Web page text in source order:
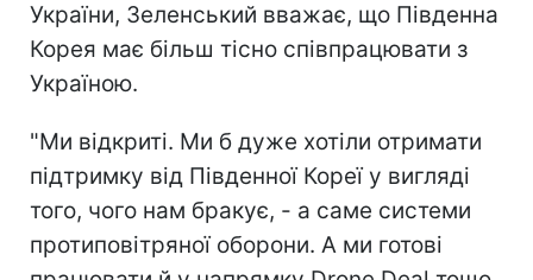
України, Зеленський вважає, що Південна
Корея має більш тісно співпрацювати з
Україною.
"Ми відкриті. Ми б дуже хотіли отримати
підтримку від Південної Кореї у вигляді
того, чого нам бракує, - а саме системи
протиповітряної оборони. А ми готові